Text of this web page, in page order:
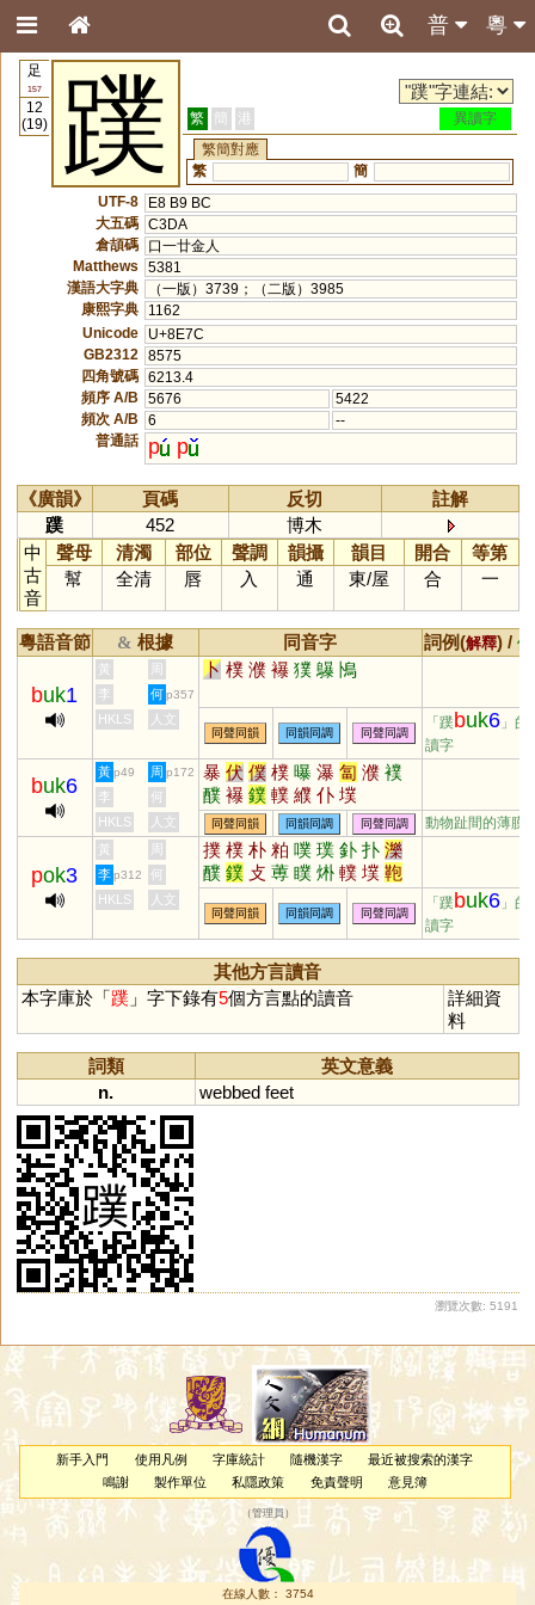
粵
普
足
157
12
(19)
蹼 繁 簡 港
異讀字
繁簡對應
繁
簡
UTF-8
E8 B9 BC
大五碼 C3DA
倉頡碼
口一廿金人
Matthews
5381
漢語大字典
（一版）3739；（二版）3985
康熙字典
1162
Unicode
U+8E7C
GB2312
8575
四角號碼 6213.4
頻序 A/B
5676
5422
頻次 A/B
6
--
普通話
p p
《廣韻》 頁碼 反切
註解
蹼
452
博木
中
古
音
聲母 清濁 部位 聲調 韻攝 韻目 開合
等第
幫
全清 唇 入 通 東/屋 合 一
粵語音節 & 根據 同音字 詞例(解釋) /
buk1
黃 周 卜 樸 濮 襮 獛 鸔 鳪
李 何 p357
HKLS 人文
同聲同韻 同韻同調 同聲同調
「蹼 buk6 」的
讀字
buk6
黃 p49 周 p172 暴 伏 僕 樸 曝 瀑 匐 濮 襆
醭 襮 鏷 轐 纀 仆 墣
李
何
HKLS
人文 同聲同韻 同韻同調 同聲同調 動物趾間的薄膜
pok3
黃 周 撲 樸 朴 粕 噗 璞 釙 扑 濼
醭 鏷 攴 蒪 瞨 烞 轐 墣 鞄
李 p312
何
HKLS
人文
同聲同韻 同韻同調 同聲同調
「蹼 buk6 」的
讀字
其他方言讀音
本字庫於「蹼 」字下錄有5個方言點的讀音
詳細資
料
詞類
英文意義
n.
webbed feet
瀏覽次數: 5191
新手入門 使用凡例 字庫統計 隨機漢字
最近被搜索的漢字
鳴謝
製作單位 私隱政策 免責聲明 意見簿
（管理員 ）
在線人數： 3754